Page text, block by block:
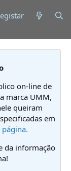
on-line de
marca UMM,
queiram
em
da informação